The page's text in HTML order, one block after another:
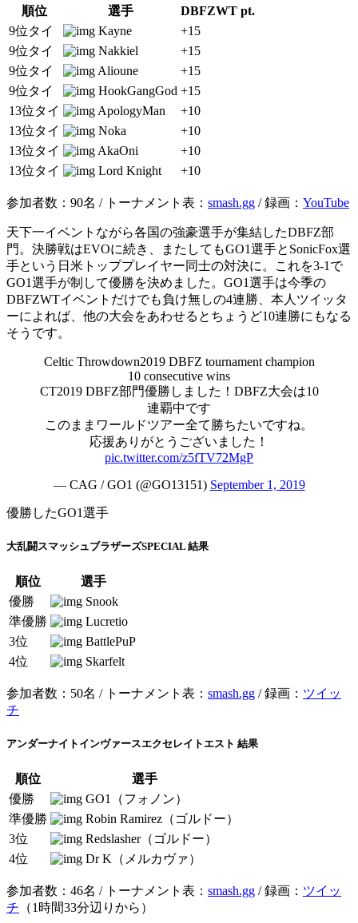
順位 選手
DBFZWT pt.
9位タイ
Kayne
+15
9位タイ
Nakkiel
+15
9位タイ
Alioune
+15
9位タイ
HookGangGod +15
13位タイ
ApologyMan
+10
13位タイ
Noka
+10
13位タイ
AkaOni
+10
13位タイ
Lord Knight +10
参加者数：90名 / トーナメント表： smash.gg / 録画： YouTube
天下一イベントながら各国の強豪選手が集結したDBFZ部
門。決勝戦はEVOに続き、またしてもGO1選手とSonicFox選
手という日米トッププレイヤー同士の対決に。これを3-1で
GO1選手が制して優勝を決めました。GO1選手は今季の
DBFZWTイベントだけでも負け無しの4連勝、本人ツイッタ
ーによれば、他の大会をあわせるとちょうど10連勝にもなる
そうです。
Celtic Throwdown2019 DBFZ tournament champion
10 consecutive wins
CT2019 DBFZ部門優勝しました！DBFZ大会は10
連覇中です
このままワールドツアー全て勝ちたいですね。
応援ありがとうございました！
pic.twitter.com/z5fTV72MgP
— CAG / GO1 (@GO13151) September 1, 2019
優勝したGO1選手
大乱闘スマッシュブラザーズSPECIAL 結果
順位
選手
優勝
Snook
準優勝
Lucretio
3位
BattlePuP
4位
Skarfelt
参加者数：50名 / トーナメント表： smash.gg / 録画： ツイッ
チ
アンダーナイトインヴァースエクセレイトエスト 結果
順位
選手
優勝
GO1（フォノン）
準優勝
Robin Ramirez（ゴルドー）
3位
Redslasher（ゴルドー）
4位
Dr K（メルカヴァ）
参加者数：46名 / トーナメント表： smash.gg / 録画： ツイッ
チ （1時間33分辺りから）